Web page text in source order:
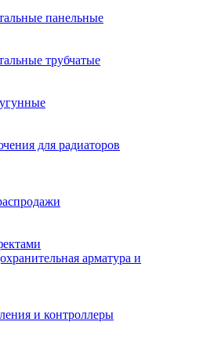
панельные
трубчатые
для радиаторов
арматура и
и контроллеры